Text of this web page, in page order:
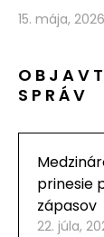
15. mája, 2026
SPRÁV
prinesie
zápasov
22. júla,